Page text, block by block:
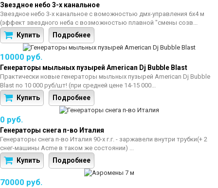
Звездное небо 3-х канальное
Звездное небо 3-х канальное с воможностью дмх-управления 6х4 м
(эффект звездного неба с возможностью плавной "смены созв...
Купить Подробнее
10000 руб.
Генераторы мыльных пузырей American Dj Bubble Blast
Практически новые генераторы мыльных пузырей American Dj Bubble
Blast по 10 000 руб/шт! (при средней цене 14-15 000...
Купить Подробнее
0 руб.
Генераторы снега п-во Италия
Генераторы снега п-во Италия 90-х г.г. - заржавели внутри трубки ​(+ 2
снег-машины Acme в таком же состоянии) ...
Купить Подробнее
70000 руб.